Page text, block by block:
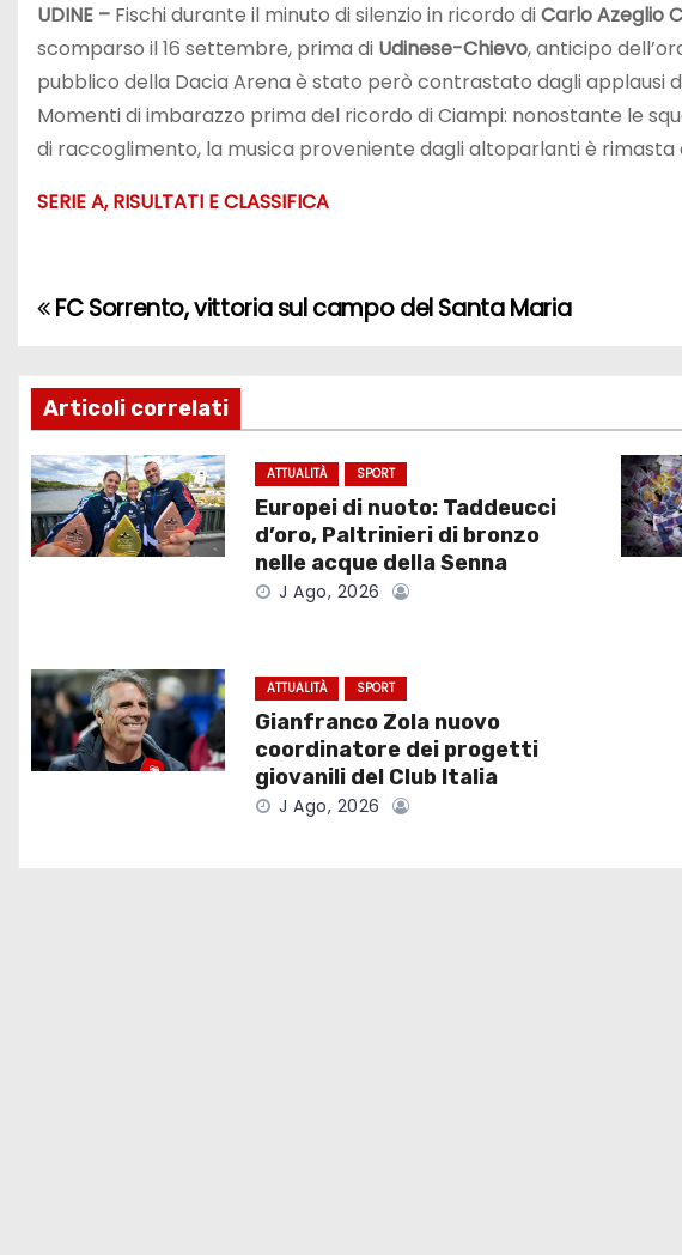
UDINE – Fischi durante il minuto di silenzio in ricordo diCarlo Azeglio
scomparso il 16 settembre, prima di Udinese-Chievo, anticipo
pubblico della Dacia Arena è stato però contrastato dagli applausi
Momenti di imbarazzo prima del ricordo di Ciampi: nonostante le
di raccoglimento, la musica proveniente dagli altoparlanti è
SERIE A, RISULTATI E CLASSIFICA
N
v
i
g
a
i
o
n
FC Sorrento, vittoria sul campo del Santa Maria
Articoli correlati
ATTUALITÀ SPORT
Europei di nuoto: Taddeucci
d’oro, Paltrinieri di bronzo
nelle acque della Senna
J Ago, 2026
ATTUALITÀ SPORT
Gianfranco Zola nuovo
coordinatore dei progetti
giovanili del Club Italia
J Ago, 2026